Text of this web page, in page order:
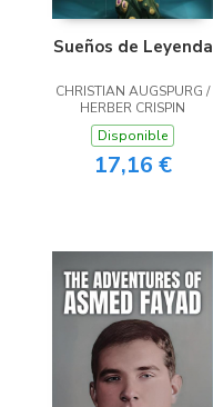
Sueños de Leyenda
CHRISTIAN AUGSPURG /
HERBER CRISPIN
Disponible
17,16 €